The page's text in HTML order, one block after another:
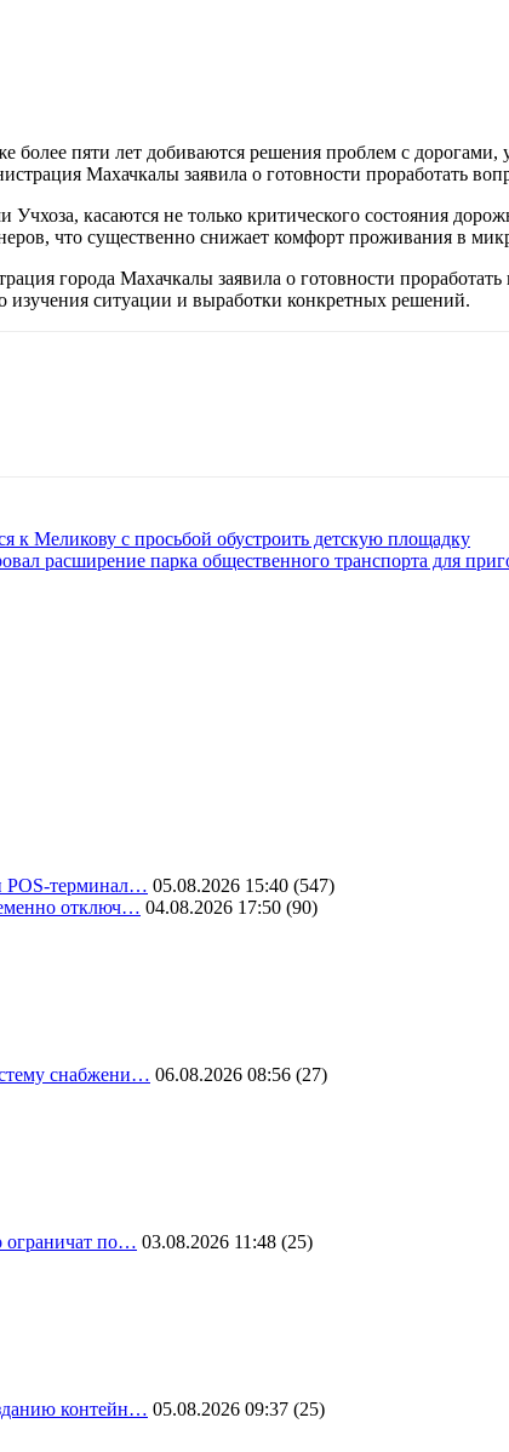
более пяти лет добиваются решения проблем с
Махачкалы заявила о готовности проработать
касаются не только критического состояния
что существенно снижает комфорт проживания в
города Махачкалы заявила о готовности
изучения ситуации и выработки конкретных решений.
к Меликову с просьбой обустроить детскую площадку
расширение парка общественного транспорта для
POS-терминал… 05.08.2026 15:40 (547)
отключ… 04.08.2026 17:50 (90)
снабжени… 06.08.2026 08:56 (27)
ограничат по… 03.08.2026 11:48 (25)
контейн… 05.08.2026 09:37 (25)